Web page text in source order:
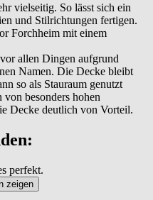
vielseitig. So lässt sich ein
und Stilrichtungen fertigen.
Forchheim mit einem
allen Dingen aufgrund
Namen. Die Decke bleibt
so als Stauraum genutzt
besonders hohen
Decke deutlich von Vorteil.
perfekt.
zeigen